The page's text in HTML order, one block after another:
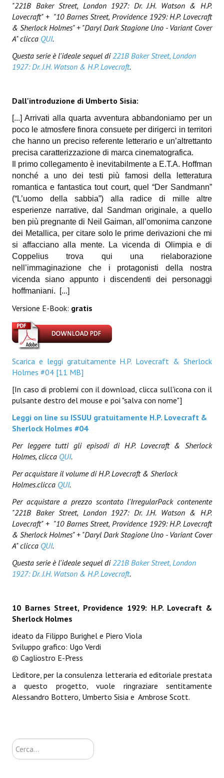
FantaFiction
#KM0
E-BOOK & WEBCOMICS
IrregularVerso
Daryl Dark
Lovecraft & Holmes
Watson & Lovecraft
Sci-Fi
Giganti d'Acciaio
I.S. "E.Salgari"
TenCentsVerso
Golden City Mystery Men
Joumon
Zeldamalincony
Borley Rectory Club
EonVerso
Eon
CHI SIAMO
Associazione
Editore
Collabora con noi
Privacy
STORIA
"221B Baker Street, London 1927: Dr. J.H. Watson & H.P.
Lovecraft" + "10 Barnes Street, Providence 1929: H.P. Lovecraft
& Sherlock Holmes" + "Daryl Dark Stagione Uno - Variant Cover
A" clicca QUI.
Questa serie è l'ideale sequel di221B Baker Street, London
1927: Dr. J.H. Watson & H.P. Lovecraft.
Dall'introduzione di Umberto Sisia:
[...] Arrivati alla quarta avventura abbandoniamo per un
poco le atmosfere finora consuete per dirigerci in territori
che hanno un preciso referente letterario e un’altrettanto
precisa caratterizzazione di marca cinematografica.
Il primo collegamento è inevitabilmente a E.T.A. Hoffman
nonché a uno dei testi più famosi della letteratura
romantica e fantastica tout court, quel “Der Sandmann”
(“L’uomo della sabbia”) alla radice di mille altre
esperienze narrative, dal Sandman originale, a quello
ben più pregnante di Neil Gaiman, all’omonima canzone
dei Metallica, per citare solo le prime derivazioni che mi
si affacciano alla mente. La vicenda di Olimpia e di
Coppelius trova qui una rielaborazione
nell’immaginazione che i protagonisti della nostra
vicenda siano appunto i discendenti dei personaggi
hoffmaniani.
[...]
Versione E-Book: gratis
Scarica e leggi gratuitamente H.P. Lovecraft & Sherlock
Holmes #04 [11 MB]
[In caso di problemi con il download, clicca sull'icona con il
pulsante destro del mouse e poi "salva con nome"]
Leggi on line su ISSUU gratuitamente H.P. Lovecraft &
Sherlock Holmes #04
Per leggere tutti gli episodi di H.P. Lovecraft & Sherlock
Holmes, clicca QUI.
Per acquistare il volume diH.P. Lovecraft & Sherlock
Holmes.clicca QUI.
Per acquistare a prezzo scontato l'IrregularPack contenente
"221B Baker Street, London 1927: Dr. J.H. Watson & H.P.
Lovecraft" + "10 Barnes Street, Providence 1929: H.P. Lovecraft
& Sherlock Holmes" + "Daryl Dark Stagione Uno - Variant Cover
A" clicca QUI.
Questa serie è l'ideale sequel di221B Baker Street, London
1927: Dr. J.H. Watson & H.P. Lovecraft.
10 Barnes Street, Providence 1929: H.P. Lovecraft &
Sherlock Holmes
ideato da Filippo Burighel e Piero Viola
Sviluppo grafico: Ugo Verdi
© Cagliostro E-Press
L’editore, per la consulenza letteraria ed editoriale prestata
a questo progetto, vuole ringraziare sentitamente
Alessandro Bottero, Umberto Sisia e Ambrose Scott.
Cerca...